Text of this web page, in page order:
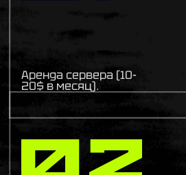
Аренда сервера (10-
20$ в месяц).
02